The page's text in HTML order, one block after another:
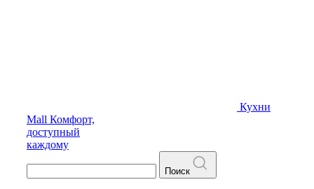
Кухни
Mall Комфорт,
доступный
каждому
Поиск